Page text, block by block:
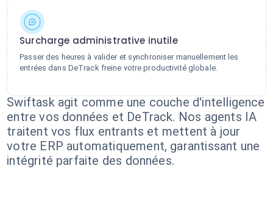
Surcharge administrative inutile
Passer des heures à valider et synchroniser manuellement les
entrées dans DeTrack freine votre productivité globale.
Swiftask agit comme une couche d'intelligence
entre vos données et DeTrack. Nos agents IA
traitent vos flux entrants et mettent à jour
votre ERP automatiquement, garantissant une
intégrité parfaite des données.